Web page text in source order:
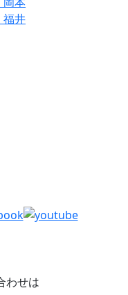
福井
わせは